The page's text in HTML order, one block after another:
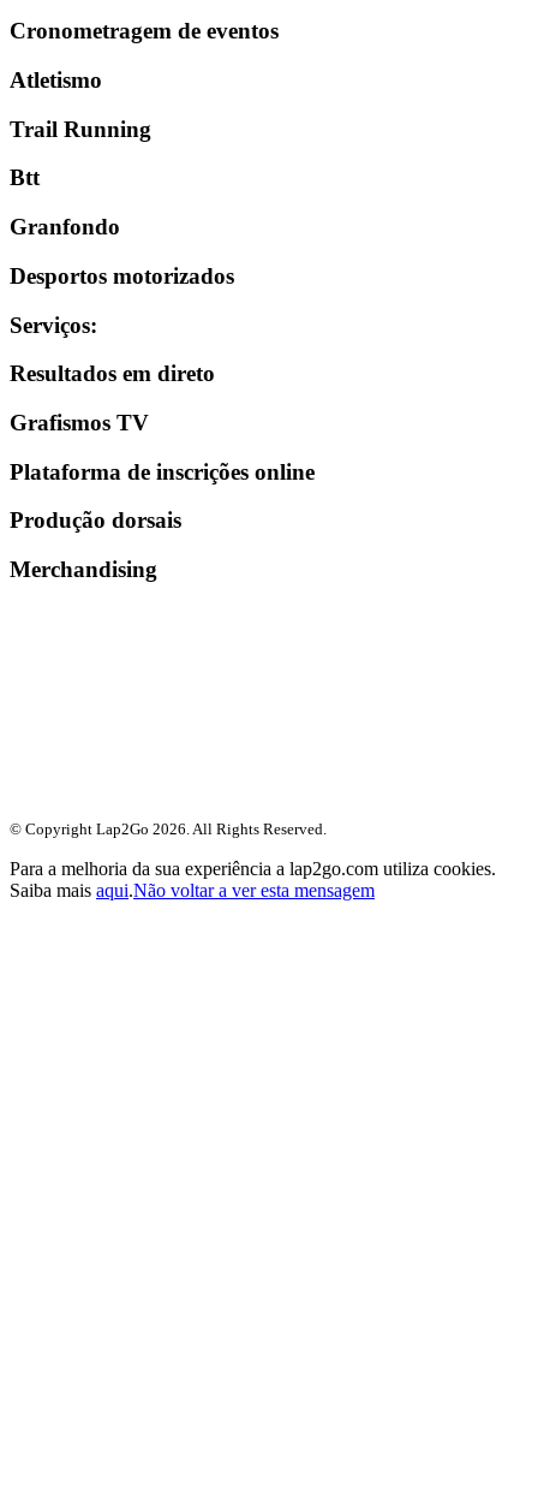
Cronometragem de eventos
Atletismo
Trail Running
Btt
Granfondo
Desportos motorizados
Serviços:
Resultados em direto
Grafismos TV
Plataforma de inscrições online
Produção dorsais
Merchandising
© Copyright Lap2Go 2026 . All Rights Reserved.
Para a melhoria da sua experiência a lap2go.com utiliza cookies.
Saiba mais aqui.Não voltar a ver esta mensagem